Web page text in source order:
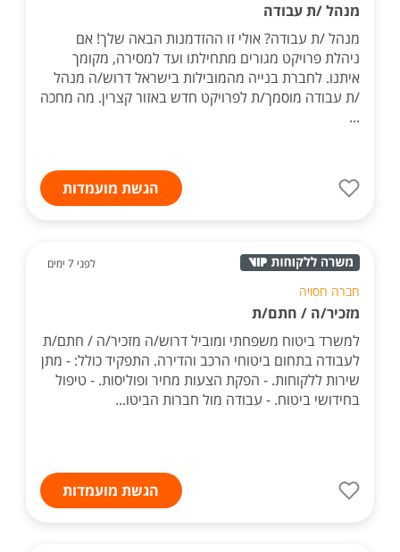
מנהל /ת עבודה
מנהל /ת עבודה? אולי זו ההזדמנות הבאה שלך! אם
ניהלת פרויקט מגורים מתחילתו ועד למסירה, מקומך
איתנו. לחברת בנייה מהמובילות בישראל דרוש/ה מנהל
/ת עבודה מוסמך/ת לפרויקט חדש באזור קצרין. מה מחכה
...
הגשת מועמדות
לפני 7 ימים
חברה חסויה
מזכיר/ה / חתם/ת
למשרד ביטוח משפחתי ומוביל דרוש/ה מזכיר/ה / חתם/ת
לעבודה בתחום ביטוחי הרכב והדירה. התפקיד כולל: - מתן
שירות ללקוחות. - הפקת הצעות מחיר ופוליסות. - טיפול
בחידושי ביטוח. - עבודה מול חברות הביטו...
הגשת מועמדות